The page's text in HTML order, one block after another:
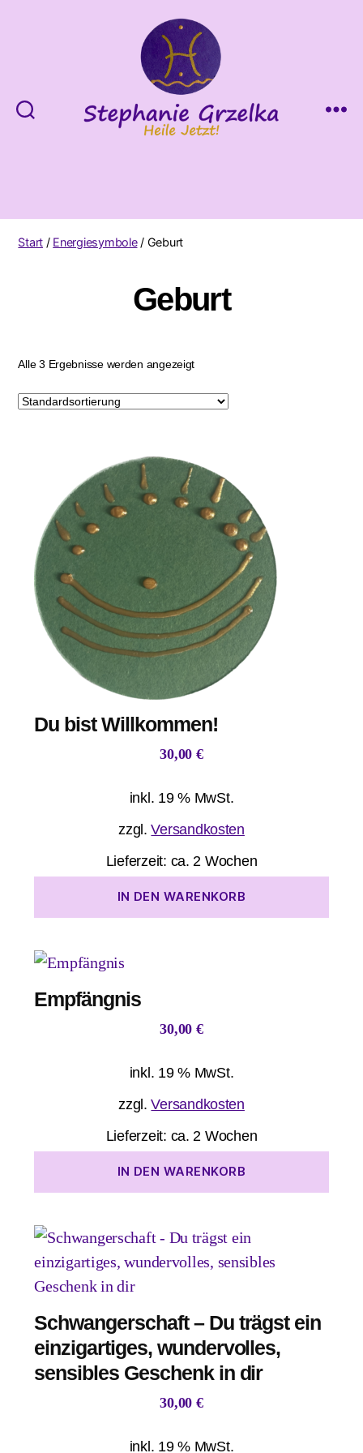
Start / Energiesymbole/ Geburt
Geburt
Alle 3 Ergebnisse werden angezeigt
Du bist Willkommen!
30,00 €
inkl. 19 % MwSt.
zzgl.Versandkosten
Lieferzeit: ca. 2 Wochen
IN DEN WARENKORB
Empfängnis
30,00 €
inkl. 19 % MwSt.
zzgl.Versandkosten
Lieferzeit: ca. 2 Wochen
IN DEN WARENKORB
Schwangerschaft – Du trägst ein
einzigartiges, wundervolles,
sensibles Geschenk in dir
30,00 €
inkl. 19 % MwSt.